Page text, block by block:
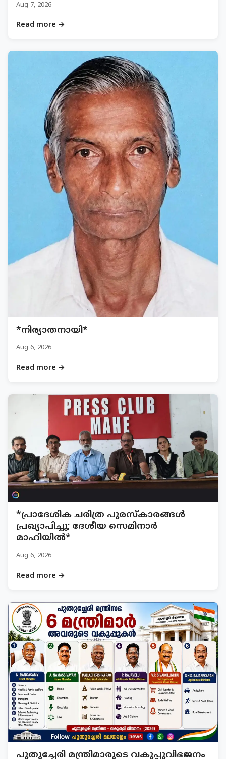
Aug 7, 2026
Read more →
*നിര്യാതനായി*
Aug 6, 2026
Read more →
*പ്രാദേശിക ചരിത്ര പുരസ്‌കാരങ്ങൾ
പ്രഖ്യാപിച്ചു; ദേശീയ സെമിനാർ
മാഹിയിൽ*
Aug 6, 2026
Read more →
പുതുച്ചേരി മന്ത്രിമാരുടെ വകുപ്പുവിഭജനം